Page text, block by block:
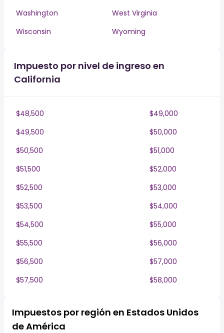
Washington
West Virginia
Wisconsin
Wyoming
Impuesto por nivel de ingreso en
California
$48,500
$49,000
$49,500
$50,000
$50,500
$51,000
$51,500
$52,000
$52,500
$53,000
$53,500
$54,000
$54,500
$55,000
$55,500
$56,000
$56,500
$57,000
$57,500
$58,000
Impuestos por región en Estados Unidos
de América